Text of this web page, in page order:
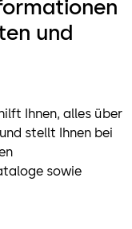
und
Ihnen, alles über
stellt Ihnen bei
sowie